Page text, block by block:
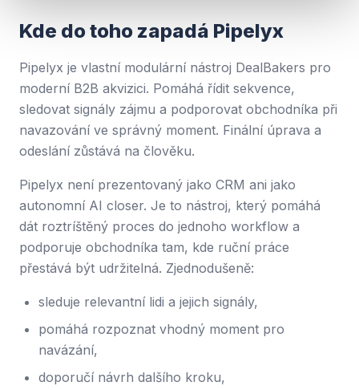
Kde do toho zapadá Pipelyx
Pipelyx je vlastní modulární nástroj DealBakers pro
moderní B2B akvizici. Pomáhá řídit sekvence,
sledovat signály zájmu a podporovat obchodníka při
navazování ve správný moment. Finální úprava a
odeslání zůstává na člověku.
Pipelyx není prezentovaný jako CRM ani jako
autonomní AI closer. Je to nástroj, který pomáhá
dát roztríštěný proces do jednoho workflow a
podporuje obchodníka tam, kde ruční práce
přestává být udržitelná. Zjednodušeně:
sleduje relevantní lidi a jejich signály,
pomáhá rozpoznat vhodný moment pro
navázání,
doporučí návrh dalšího kroku,